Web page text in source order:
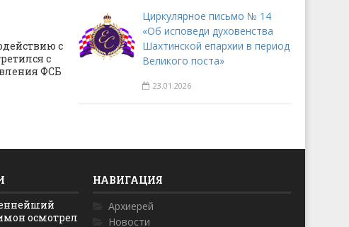
с
с
ФСБ
Циркулярное письмо № 14
«Об исповеди духовенства
Шахтинской епархии в период
Великого поста»
23.01.2026
осмотрел
НАВИГАЦИЯ
Архиерей
Новости